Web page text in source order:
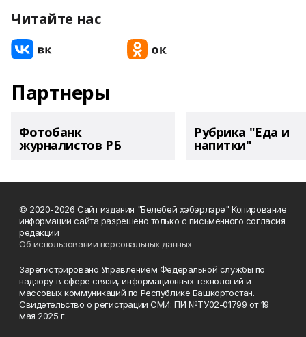
Читайте нас
Партнеры
Фотобанк
журналистов РБ
Рубрика "Еда и
напитки"
© 2020-2026 Сайт издания "Белебей хэбэрлэре" Копирование
информации сайта разрешено только с письменного согласия
редакции
Об использовании персональных данных
Зарегистрировано Управлением Федеральной службы по
надзору в сфере связи, информационных технологий и
массовых коммуникаций по Республике Башкортостан.
Свидетельство о регистрации СМИ: ПИ №ТУ02-01799 от 19
мая 2025 г.